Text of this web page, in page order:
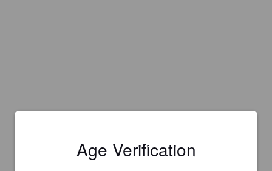
Age Verification